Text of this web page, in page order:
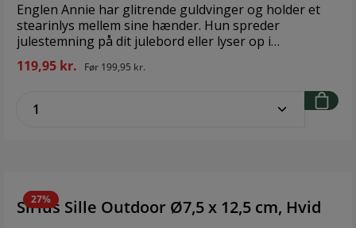
Englen Annie har glitrende guldvinger og holder et
stearinlys mellem sine hænder. Hun spreder
julestemning på dit julebord eller lyser op i
vindueskarmen i den søde juletid. Annie er en
lysestage, som passer til almindelige lys. Design:
Medusa-Copenhagen Materiale: Polyresin Størrelse:
17 cm
119,95 kr. Før 199,95 kr.
27%
Sirius Sille Outdoor Ø7,5 x 12,5 cm, Hvid